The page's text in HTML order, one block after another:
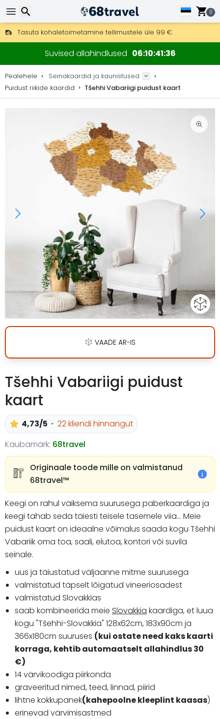
0
Tasuta kohaletoimetamine tellimustele üle 99 €.
Saab saata ka DHL Expressi kaudu (kohaletoimetamine 24 tunni
30 päeva tagastamiseks, 90 päeva puidust kaartide ja
Suvised allahindlused 06104136
Pealehele
Seinakaardid ja kaunistused
Puidust riikide kaardid
Tšehhi Vabariigi puidust kaart
VAADE AR-IS
Tšehhi Vabariigi puidust
kaart
4,73/5
22 kliendi hinnangut
Kaubamärk: 68travel
Originaale toode mille on valmistanud
68travel™️
Keegi on rahul väiksema suurusega paberkaardiga ja
keegi tahab seda täiesti teisele tasemele viia... Meie
puidust kaart on ideaalne võimalus saada kogu Tšehhi
Vabariik oma toa, saali, elutoa, kontori või suvila
seinale.
uus ja täiustatud väljaanne mitme suurusega
valmistatud täpselt lõigatud vineeriosadest
valmistatud Slovakkias
saab kombineerida meie Slovakkia kaardiga, et luua
kogu "Tšehhi-Slovakkia" 128x62cm, 183x90cm ja
366x180cm suuruses (kui ostate need kaks kaarti
korraga, kehtib automaatselt allahindlus 30
€)
14 värvikoodiga piirkonda
graveeritud nimed, teed, linnad, piirid
lihtne kokkupanek(kahepoolne kleeplint kaasas)
erinevad värvimisastmed